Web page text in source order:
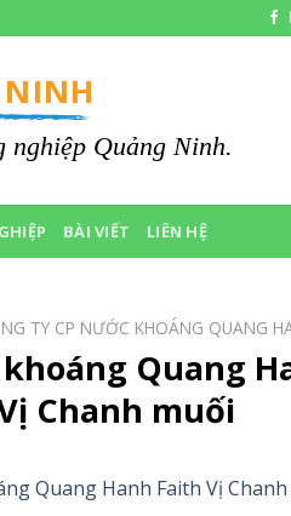
Quảng Ninh.
BÀI VIẾT LIÊN HỆ
TY CP NƯỚC KHOÁNG QUANG
Quang
Chanh muối
Quang Hanh Faith Vị